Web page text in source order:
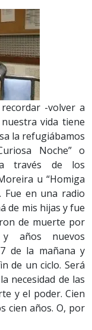
-volver a
vida tiene
la refugiábamos
Noche” o
través de los
u “Homiga
Fue en una radio
de mis hijas y fue
de muerte por
y años nuevos
de la mañana y
de un ciclo. Será
necesidad de las
y el poder. Cien
cien años. O, por